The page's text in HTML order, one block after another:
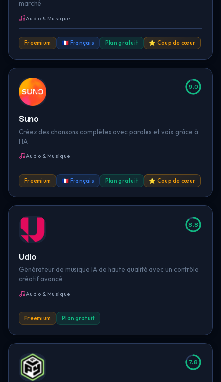
marché
Audio & Musique
Freemium 🇫🇷 Français Plan gratuit ⭐ Coup de cœur
9.0
Suno
Créez des chansons complètes avec paroles et voix grâce à
l'IA
Audio & Musique
Freemium 🇫🇷 Français Plan gratuit ⭐ Coup de cœur
8.8
Udio
Générateur de musique IA de haute qualité avec un contrôle
créatif avancé
Audio & Musique
Freemium Plan gratuit
7.8